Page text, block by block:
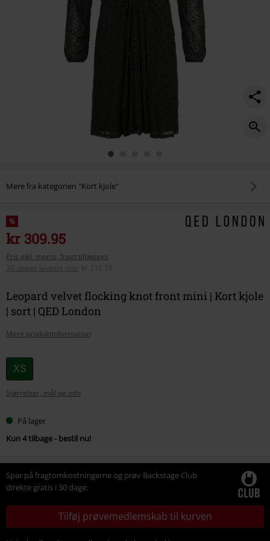
Mere fra kategorien "Kort kjole"
%
kr 309.95
Pris inkl. moms, fragt tillægges
30-dages laveste pris
kr 210.76
Leopard velvet flocking knot front mini | Kort kjole
| sort | QED London
Mere produktinformation
Vælg
din
størrelse
XS
Størrelser, mål og info
På lager
Kun 4 tilbage - bestil nu!
Spar på fragtomkostningerne og prøv Backstage Club
direkte gratis i 30 dage:
Tilføj prøvemedlemskab til kurven